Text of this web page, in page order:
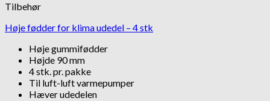
Tilbehør
Høje fødder for klima udedel – 4 stk
Høje gummifødder
Højde 90 mm
4 stk. pr. pakke
Til luft-luft varmepumper
Hæver udedelen